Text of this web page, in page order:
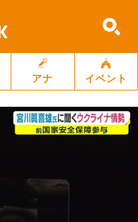
アナ イベント